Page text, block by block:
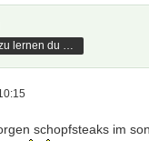
schopfsteaks im